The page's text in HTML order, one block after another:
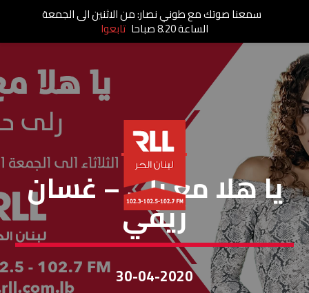
يا هلا مع رولا
يا هلا مع رلى – غسان
ريفي
30-04-2020
سمعنا صوتك مع طوني نصار: من الاثنين الى الجمعة
الساعة 8.20 صباحا تابعوا